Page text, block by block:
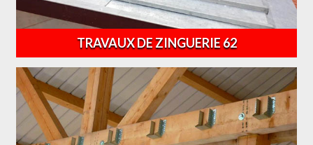
TRAVAUX DE ZINGUERIE 62